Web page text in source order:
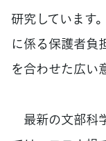
研究しています
に係る保護者負
を合わせた広い
最新の文部科学